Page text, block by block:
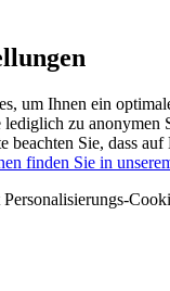
um Ihnen ein
zu anonymen
beachten Sie, dass
finden Sie in